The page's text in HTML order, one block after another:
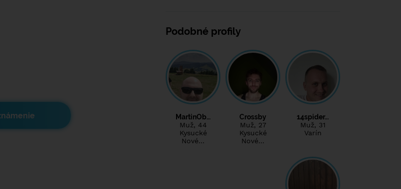
Podobné profily
MartinOb…
Muž, 44
Kysucké
Nové…
Crossby
Muž, 27
Kysucké
Nové…
14spider…
Muž, 31
Varín